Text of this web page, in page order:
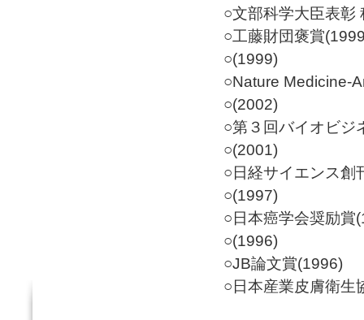
○文部科学大臣表彰
○工藤財団褒賞
○(1999)
○Nature Medicine-
○(2002)
○第３回バイオビジ
○(2001)
○日経サイエンス創
○(1997)
○日本癌学会奨励賞
○(1996)
○JB論文賞(1996)
○日本産業皮膚衛生